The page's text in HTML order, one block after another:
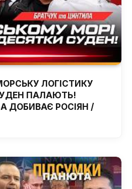
ЛОГІСТИКУ
ПАЛАЮТЬ!
ДОБИВАЄ РОСІЯН /